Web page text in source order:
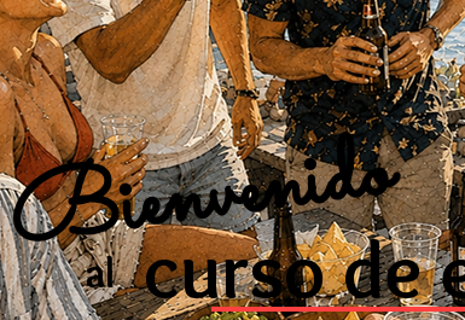
curso de
Bienvenido
al